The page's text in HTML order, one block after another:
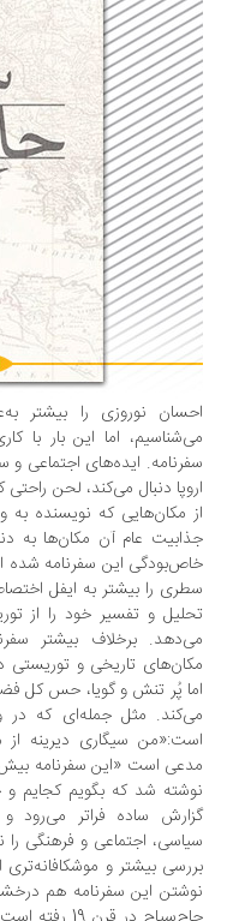
نوروزی را بیشتر
اما این بار با کاری
ایده‌های اجتماعی و
دنبال می‌کند، لحن راحتی که او
مکان‌هایی که نویسنده به
عام آن مکان‌ها به دنبال
این سفرنامه شده است.
را بیشتر به ایفل اختصاص
و تفسیر خود را از
برخلاف بیشتر
تاریخی و توریستی دارند،
پُر تنش و گویا، حس کل فضا را
مثل جمله‌ای که در وصف
سیگاری دیرینه از
است «این سفرنامه بیش از هر
شد که بگویم کجایم و چه
ساده فراتر می‌رود و
اجتماعی و فرهنگی را
بیشتر و موشکافانه‌تری از
این سفرنامه هم درخشان